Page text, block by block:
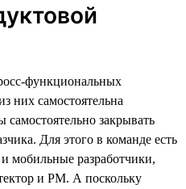
функциональных
них самостоятельна
самостоятельно закрывать
Для этого в команде есть
мобильные разработчики,
и PM. А поскольку